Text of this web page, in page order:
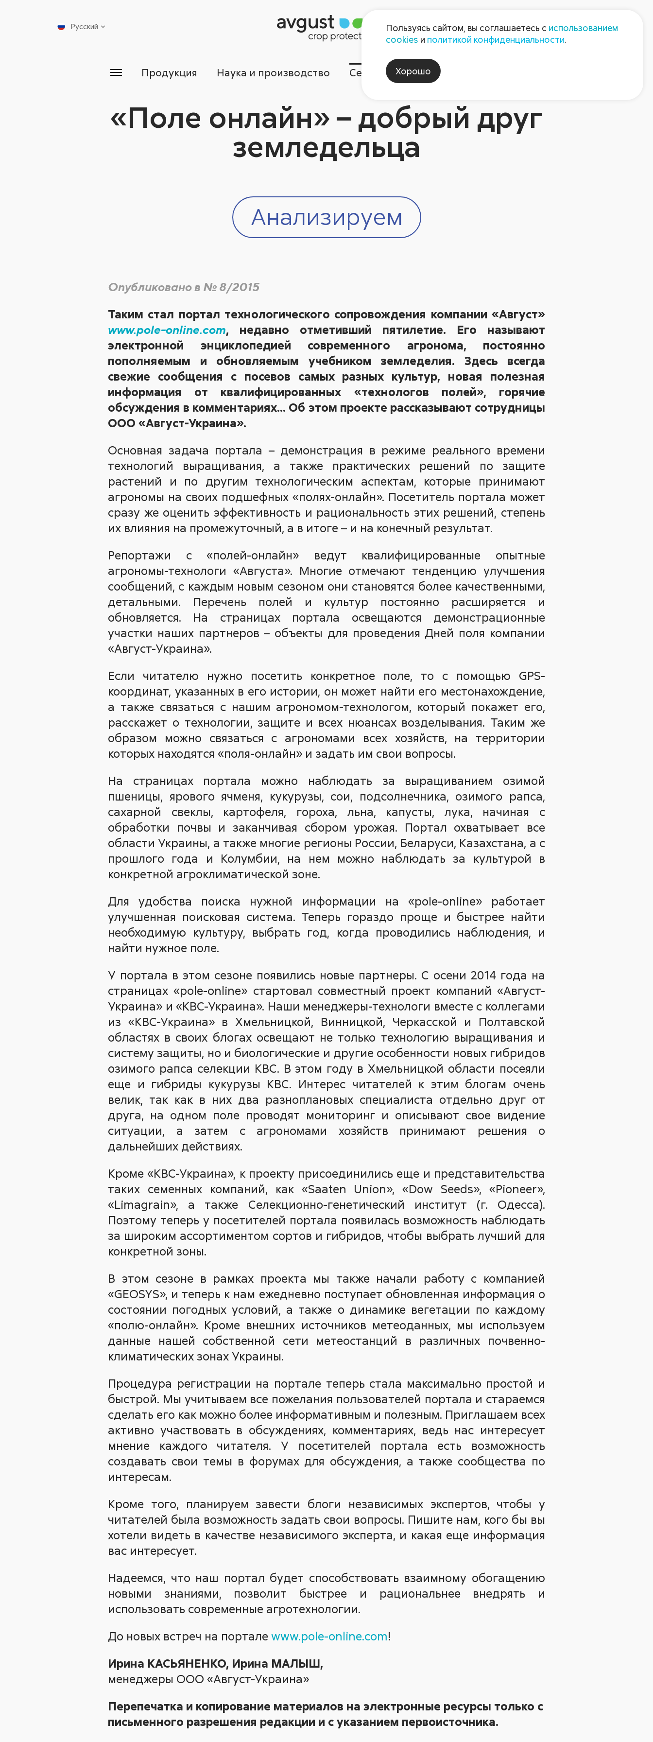
Пресс-центр Контакты
Русский
Продукция Наука и производство Сервисы Компания
«Поле онлайн» – добрый друг
земледельца
Анализируем
Опубликовано в № 8/2015
Таким стал портал технологического сопровождения компании «Август»
www.pole-online.com, недавно отметивший пятилетие. Его называют
электронной энциклопедией современного агронома, постоянно
пополняемым и обновляемым учебником земледелия. Здесь всегда
свежие сообщения с посевов самых разных культур, новая полезная
информация от квалифицированных «технологов полей», горячие
обсуждения в комментариях… Об этом проекте рассказывают сотрудницы
ООО «Август-Украина».
Основная задача портала – демонстрация в режиме реального времени
технологий выращивания, а также практических решений по защите
растений и по другим технологическим аспектам, которые принимают
агрономы на своих подшефных «полях-онлайн». Посетитель портала может
сразу же оценить эффективность и рациональность этих решений, степень
их влияния на промежуточный, а в итоге – и на конечный результат.
Репортажи с «полей-онлайн» ведут квалифицированные опытные
агрономы-технологи «Августа». Многие отмечают тенденцию улучшения
сообщений, с каждым новым сезоном они становятся более качественными,
детальными. Перечень полей и культур постоянно расширяется и
обновляется. На страницах портала освещаются демонстрационные
участки наших партнеров – объекты для проведения Дней поля компании
«Август-Украина».
Если читателю нужно посетить конкретное поле, то с помощью GPS-
координат, указанных в его истории, он может найти его местонахождение,
а также связаться с нашим агрономом-технологом, который покажет его,
расскажет о технологии, защите и всех нюансах возделывания. Таким же
образом можно связаться с агрономами всех хозяйств, на территории
которых находятся «поля-онлайн» и задать им свои вопросы.
На страницах портала можно наблюдать за выращиванием озимой
пшеницы, ярового ячменя, кукурузы, сои, подсолнечника, озимого рапса,
сахарной свеклы, картофеля, гороха, льна, капусты, лука, начиная с
обработки почвы и заканчивая сбором урожая. Портал охватывает все
области Украины, а также многие регионы России, Беларуси, Казахстана, а с
прошлого года и Колумбии, на нем можно наблюдать за культурой в
конкретной агроклиматической зоне.
Для удобства поиска нужной информации на «pole-online» работает
улучшенная поисковая система. Теперь гораздо проще и быстрее найти
необходимую культуру, выбрать год, когда проводились наблюдения, и
найти нужное поле.
У портала в этом сезоне появились новые партнеры. С осени 2014 года на
страницах «pole-online» стартовал совместный проект компаний «Август-
Украина» и «КВС-Украина». Наши менеджеры-технологи вместе с коллегами
из «КВС-Украина» в Хмельницкой, Винницкой, Черкасской и Полтавской
областях в своих блогах освещают не только технологию выращивания и
систему защиты, но и биологические и другие особенности новых гибридов
озимого рапса селекции КВС. В этом году в Хмельницкой области посеяли
еще и гибриды кукурузы КВС. Интерес читателей к этим блогам очень
велик, так как в них два разноплановых специалиста отдельно друг от
друга, на одном поле проводят мониторинг и описывают свое видение
ситуации, а затем с агрономами хозяйств принимают решения о
дальнейших действиях.
Кроме «КВС-Украина», к проекту присоединились еще и представительства
таких семенных компаний, как «Saaten Union», «Dow Seeds», «Pioneer»,
«Limagrain», а также Селекционно-генетический институт (г. Одесса).
Поэтому теперь у посетителей портала появилась возможность наблюдать
за широким ассортиментом сортов и гибридов, чтобы выбрать лучший для
конкретной зоны.
В этом сезоне в рамках проекта мы также начали работу с компанией
«GEOSYS», и теперь к нам ежедневно поступает обновленная информация о
состоянии погодных условий, а также о динамике вегетации по каждому
«полю-онлайн». Кроме внешних источников метеоданных, мы используем
данные нашей собственной сети метеостанций в различных почвенно-
климатических зонах Украины.
Процедура регистрации на портале теперь стала максимально простой и
быстрой. Мы учитываем все пожелания пользователей портала и стараемся
сделать его как можно более информативным и полезным. Приглашаем всех
активно участвовать в обсуждениях, комментариях, ведь нас интересует
мнение каждого читателя. У посетителей портала есть возможность
создавать свои темы в форумах для обсуждения, а также сообщества по
интересам.
Кроме того, планируем завести блоги независимых экспертов, чтобы у
читателей была возможность задать свои вопросы. Пишите нам, кого бы вы
хотели видеть в качестве независимого эксперта, и какая еще информация
вас интересует.
Надеемся, что наш портал будет способствовать взаимному обогащению
новыми знаниями, позволит быстрее и рациональнее внедрять и
использовать современные агротехнологии.
До новых встреч на портале www.pole-online.com!
Ирина КАСЬЯНЕНКО, Ирина МАЛЫШ,
менеджеры ООО «Август-Украина»
Перепечатка и копирование материалов на электронные ресурсы только с
письменного разрешения редакции и с указанием первоисточника.
Пользуясь сайтом, вы соглашаетесь с использованием
cookies и политикой конфиденциальности.
Хорошо